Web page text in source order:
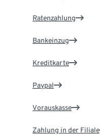
Ratenzahlung
Bankeinzug
Kreditkarte
Paypal
Vorauskasse
Zahlung in der Filiale